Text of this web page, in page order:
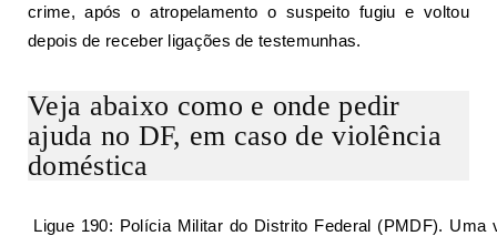
crime, após o atropelamento o suspeito fugiu e voltou
depois de receber ligações de testemunhas.
Veja abaixo como e onde pedir
ajuda no DF, em caso de violência
doméstica
Ligue 190: Polícia Militar do Distrito Federal (PMDF). Uma